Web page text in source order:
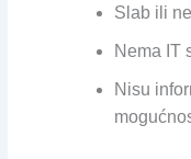
Slab ili
Nema IT
Nisu